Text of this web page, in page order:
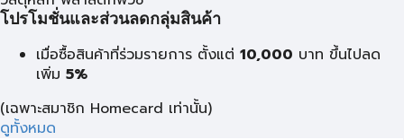
โปรโมชั่นและส่วนลดกลุ่มสินค้า
เมื่อซื้อสินค้าที่ร่วมรายการ ตั้งแต่ 10,000 บาท ขึ้นไปลด
เพิ่ม 5%
(เฉพาะสมาชิก Homecard เท่านั้น)
ดูทั้งหมด